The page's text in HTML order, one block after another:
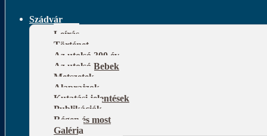
Szádvár
Leírás
Történet
Az utolsó 300 év
Az utolsó Bebek
Metszetek
Alaprajzok
Kutatási jelentések
Publikációk
Régen és most
Galéria